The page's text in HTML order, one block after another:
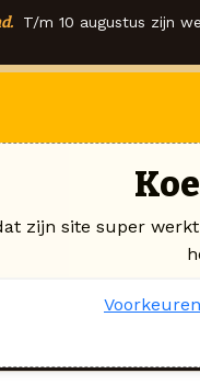
T/m 10 augustus zijn
zijn site super
Voorkeuren